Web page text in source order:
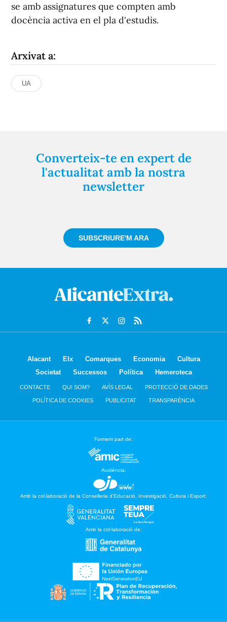
se amb assignatures que compten amb
docència activa en el pla d'estudis.
Arxivat a:
UA
Converteix-te en expert de
l'actualitat amb la nostra
newsletter
SUBSCRIURE'M ARA
Alacant Elx Comarques Economia
Cultura
Societat
Successos Política Hemeroteca
CONTACTE QUI SOM? AVÍS LEGAL PROTECCIÓ DE DADES
POLÍTICA DE COOKIES PUBLICITAT TRANSPARÈNCIA
Formem part de:
Audiència:
Amb la col·laboració de la Conselleria d’Educació, Investigació, Cultura i Esport:
Amb la col·laboració de: